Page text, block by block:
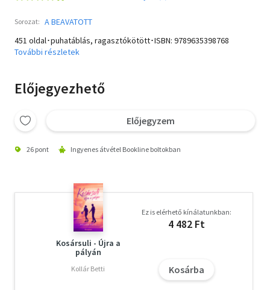
Sorozat: A BEAVATOTT
451 oldal･puhatáblás, ragasztókötött･ISBN: 9789635398768
További részletek
Előjegyezhető
Előjegyzem
26 pont Ingyenes átvétel Bookline boltokban
Kosársuli - Újra a
pályán
Kollár Betti
Ez is elérhető kínálatunkban:
4 482 Ft
Kosárba